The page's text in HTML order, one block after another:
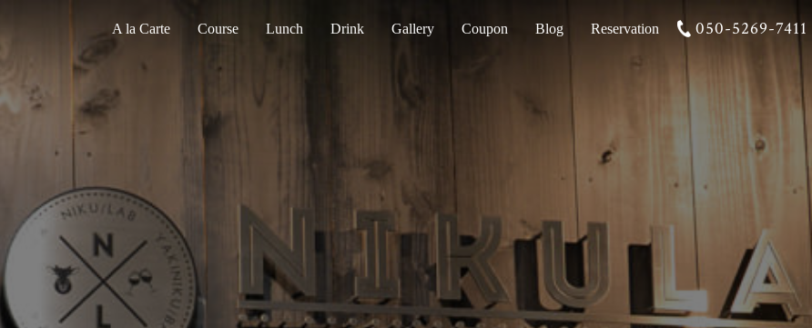
A la Carte Course Lunch Drink Gallery Coupon Blog Reservation 050-5269-7411